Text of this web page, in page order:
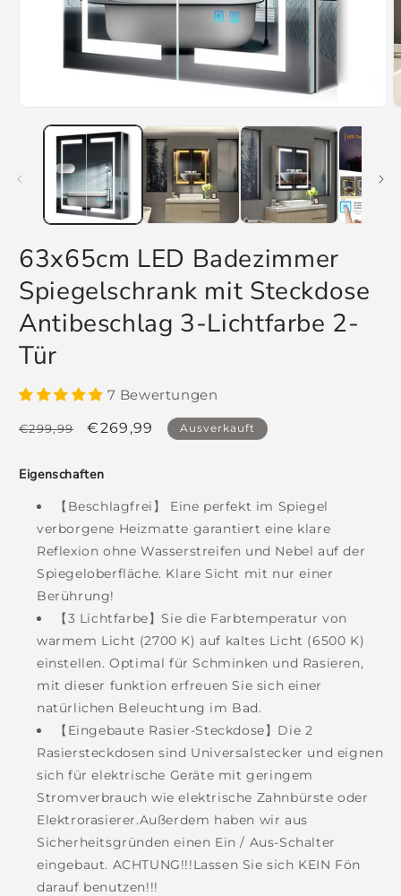
63x65cm LED Badezimmer
Spiegelschrank mit Steckdose
Antibeschlag 3-Lichtfarbe 2-
Tür
7 Bewertungen
Normaler
€299,99 Verkaufspreis
€269,99 Ausverkauft
Eigenschaften
【Beschlagfrei】 Eine perfekt im Spiegel
verborgene Heizmatte garantiert eine klare
Reflexion ohne Wasserstreifen und Nebel auf der
Spiegeloberfläche. Klare Sicht mit nur einer
Berührung!
【3 Lichtfarbe】Sie die Farbtemperatur von
warmem Licht (2700 K) auf kaltes Licht (6500 K)
einstellen. Optimal für Schminken und Rasieren,
mit dieser funktion erfreuen Sie sich einer
natürlichen Beleuchtung im Bad.
【Eingebaute Rasier-Steckdose】Die 2
Rasiersteckdosen sind Universalstecker und eignen
sich für elektrische Geräte mit geringem
Stromverbrauch wie elektrische Zahnbürste oder
Elektrorasierer.Außerdem haben wir aus
Sicherheitsgründen einen Ein / Aus-Schalter
eingebaut. ACHTUNG!!!Lassen Sie sich KEIN Fön
darauf benutzen!!!